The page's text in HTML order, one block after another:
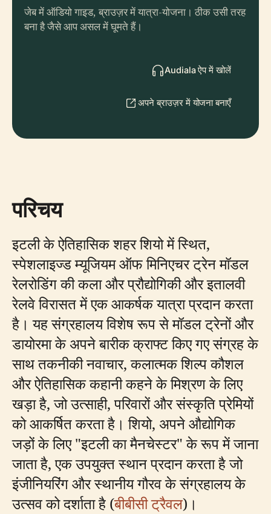
जेब में ऑडियो गाइड, ब्राउज़र में यात्रा-योजना। ठीक उसी तरह
बना है जैसे आप असल में घूमते हैं।
Audiala ऐप में खोलें
अपने ब्राउज़र में योजना बनाएँ
परिचय
इटली के ऐतिहासिक शहर शियो में स्थित,
स्पेशलाइज्ड म्यूजियम ऑफ मिनिएचर ट्रेन मॉडल
रेलरोडिंग की कला और प्रौद्योगिकी और इतालवी
रेलवे विरासत में एक आकर्षक यात्रा प्रदान करता
है। यह संग्रहालय विशेष रूप से मॉडल ट्रेनों और
डायोरमा के अपने बारीक क्राफ्ट किए गए संग्रह के
साथ तकनीकी नवाचार, कलात्मक शिल्प कौशल
और ऐतिहासिक कहानी कहने के मिश्रण के लिए
खड़ा है, जो उत्साही, परिवारों और संस्कृति प्रेमियों
को आकर्षित करता है। शियो, अपने औद्योगिक
जड़ों के लिए "इटली का मैनचेस्टर" के रूप में जाना
जाता है, एक उपयुक्त स्थान प्रदान करता है जो
इंजीनियरिंग और स्थानीय गौरव के संग्रहालय के
उत्सव को दर्शाता है (बीबीसी ट्रैवल)।